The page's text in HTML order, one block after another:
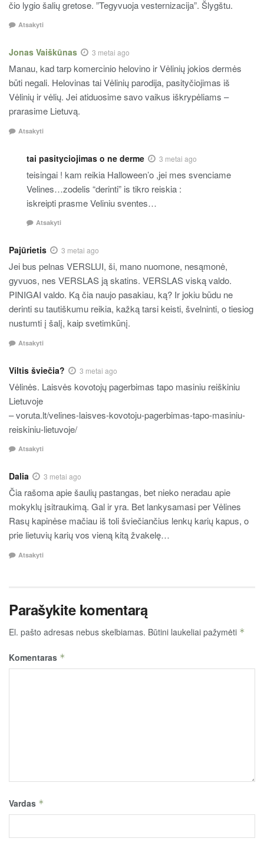
čio lygio šalių gretose. ”Tegyvuoja vesternizacija”. Šlygštu.
Atsakyti
Jonas Vaiškūnas 3 metai ago
Manau, kad tarp komercinio helovino ir Vėlinių jokios dermės
būti negali. Helovinas tai Vėlinių parodija, pasityčiojimas iš
Vėlinių ir vėlių. Jei atiduosime savo vaikus iškrypėliams –
prarasime Lietuvą.
Atsakyti
tai pasityciojimas o ne derme 3 metai ago
teisingai ! kam reikia Halloween’o ,jei mes svenciame
Velines…zodelis “derinti” is tikro reiskia :
iskreipti prasme Veliniu sventes…
Atsakyti
Pajūrietis 3 metai ago
Jei bus pelnas VERSLUI, ši, mano nuomone, nesąmonė,
gyvuos, nes VERSLAS ją skatins. VERSLAS viską valdo.
PINIGAI valdo. Ką čia naujo pasakiau, ką? Ir jokiu būdu ne
derinti su tautiškumu reikia, kažką tarsi keisti, švelninti, o tiesiog
nustumti į šalį, kaip svetimkūnį.
Atsakyti
Viltis šviečia? 3 metai ago
Vėlinės. Laisvės kovotojų pagerbimas tapo masiniu reiškiniu
Lietuvoje
– voruta.lt/velines-laisves-kovotoju-pagerbimas-tapo-masiniu-
reiskiniu-lietuvoje/
Atsakyti
Dalia 3 metai ago
Čia rašoma apie šaulių pastangas, bet nieko neradau apie
mokyklų įsitraukimą. Gal ir yra. Bet lankysamasi per Vėlines
Rasų kapinėse mačiau iš toli šviečiančius lenkų karių kapus, o
prie lietuvių karių vos vieną kitą žvakelę…
Atsakyti
Parašykite komentarą
El. pašto adresas nebus skelbiamas. Būtini laukeliai pažymėti *
Komentaras *
Vardas *